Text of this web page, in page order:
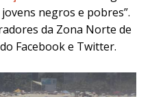
negros e pobres”.
da Zona Norte de
Facebook e Twitter.